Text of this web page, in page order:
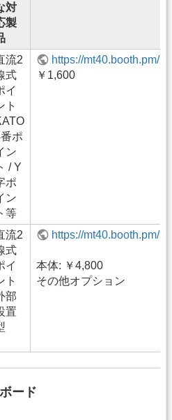
対
製
流2
式
イ
ト
ポ
ン
/ Y
ポ
ン
等
https://mt40.booth.pm/
￥1,600
流2
式
イ
ト
部
置
https://mt40.booth.pm/
本体: ￥4,800
その他オプション
ード